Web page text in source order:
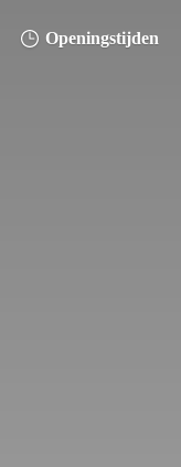
Openingstijden